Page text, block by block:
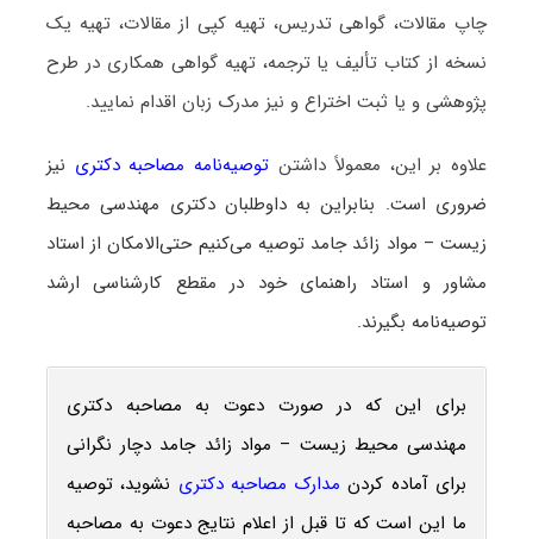
چاپ مقالات، گواهی تدریس، تهیه کپی از مقالات، تهیه یک
نسخه از کتاب تألیف یا ترجمه، تهیه گواهی همکاری در طرح
پژوهشی و یا ثبت اختراع و نیز مدرک زبان اقدام نمایید.
علاوه بر این، معمولاً داشتنتوصیه‌نامه مصاحبه دکتری نیز
ضروری است. بنابراین به داوطلبان دکتری مهندسی محیط‌
زیست – مواد زائد جامد توصیه می‌کنیم حتی‌الامکان از استاد
مشاور و استاد راهنمای خود در مقطع کارشناسی ارشد
توصیه‌نامه بگیرند.
برای این که در صورت دعوت به مصاحبه دکتری
مهندسی محیط‌ زیست – مواد زائد جامد دچار نگرانی
برای آماده کردن مدارک مصاحبه دکتری نشوید، توصیه
ما این است که تا قبل از اعلام نتایج دعوت به مصاحبه